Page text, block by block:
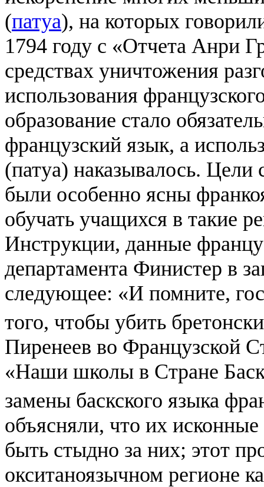
(патуа), на которых
1794 году с «Отчета Анри
средствах уничтожения
использования
образование стало
французский язык, а
(патуа) наказывалось.
были особенно ясны
обучать учащихся в такие
Инструкции, данные
департамента Финистер в
следующее: «И помните,
того, чтобы убить
Пиренеев во Французской
«Наши школы в Стране
замены баскского языка
объясняли, что их
быть стыдно за них; этот
окситаноязычном регионе